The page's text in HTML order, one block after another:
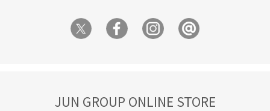
JUN GROUP ONLINE STORE